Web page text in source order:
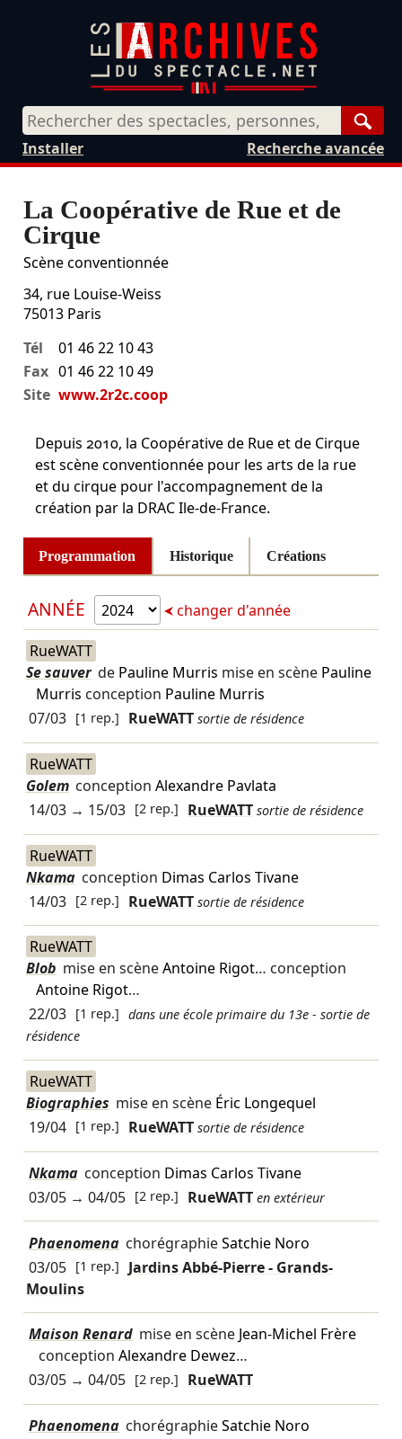
Recherche avancée
Installer
La Coopérative de Rue et de
Cirque
Scène conventionnée
34, rue Louise-Weiss
75013 Paris
Tél
01 46 22 10 43
Fax 01 46 22 10 49
Site www.2r2c.coop
Depuis 2010, la Coopérative de Rue et de Cirque
est scène conventionnée pour les arts de la rue
et du cirque pour l'accompagnement de la
création par la DRAC Ile-de-France.
Programmation Historique Créations
ANNÉE changer d'année
RueWATT
Se sauver de Pauline Murris mise en scène Pauline
Murris conception Pauline Murris
07/03 [1 rep.] RueWATT sortie de résidence
RueWATT
Golem conception Alexandre Pavlata
14/03→ 15/03 [2 rep.] RueWATT sortie de résidence
RueWATT
Nkama conception Dimas Carlos Tivane
14/03 [2 rep.] RueWATT sortie de résidence
RueWATT
Blob mise en scèneAntoine Rigot… conception
Antoine Rigot…
22/03 [1 rep.] dans une école primaire du 13e - sortie de
résidence
RueWATT
Biographies mise en scène Éric Longequel
19/04 [1 rep.] RueWATT sortie de résidence
Nkama conception Dimas Carlos Tivane
03/05→ 04/05 [2 rep.] RueWATT en extérieur
Phaenomena chorégraphieSatchie Noro
03/05 [1 rep.]
Jardins Abbé-Pierre - Grands-
Moulins
Maison Renard mise en scène Jean-Michel Frère
conception Alexandre Dewez…
03/05→ 04/05 [2 rep.] RueWATT
Phaenomena chorégraphieSatchie Noro